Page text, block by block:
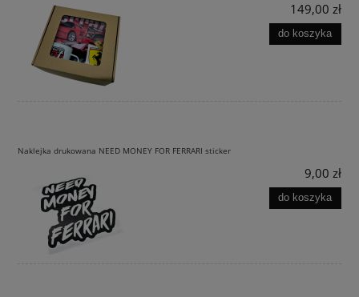
149,00 zł
do koszyka
Naklejka drukowana NEED MONEY FOR FERRARI sticker
9,00 zł
do koszyka